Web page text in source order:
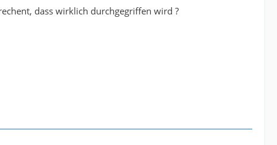
dass wirklich durchgegriffen wird ?